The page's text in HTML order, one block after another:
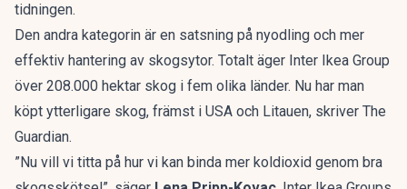
tidningen.
Den andra kategorin är en satsning på nyodling och mer
effektiv hantering av skogsytor. Totalt äger Inter Ikea Group
över 208.000 hektar skog i fem olika länder. Nu har man
köpt ytterligare skog, främst i USA och Litauen, skriver The
Guardian.
”Nu vill vi titta på hur vi kan binda mer koldioxid genom bra